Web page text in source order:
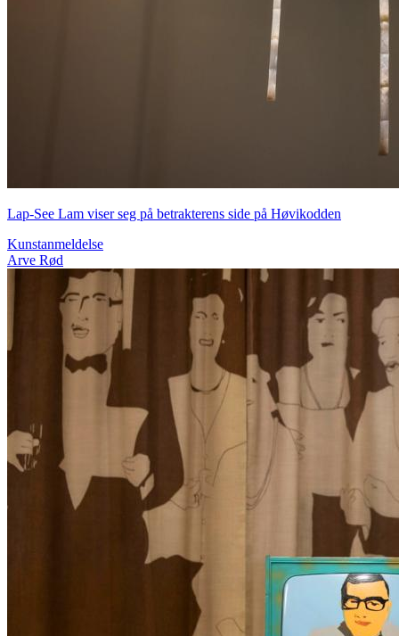
Lap-See Lam viser seg på betrakterens side på Høvikodden
Kunstanmeldelse
Arve Rød